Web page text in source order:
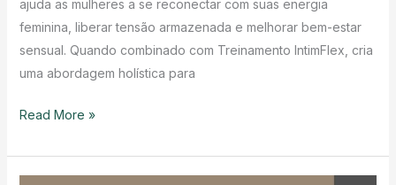
ajuda as mulheres a se reconectar com suas energia
feminina, liberar tensão armazenada e melhorar bem-estar
sensual. Quando combinado com Treinamento IntimFlex, cria
uma abordagem holística para
Massagem
Um
Read More »